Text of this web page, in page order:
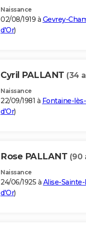
Naissance
02/08/1919 à Gevrey-
d'Or)
Cyril PALLANT (34
Naissance
22/09/1981 à Fontaine-
d'Or)
Rose PALLANT (90
Naissance
24/06/1925 à Alise-
d'Or)